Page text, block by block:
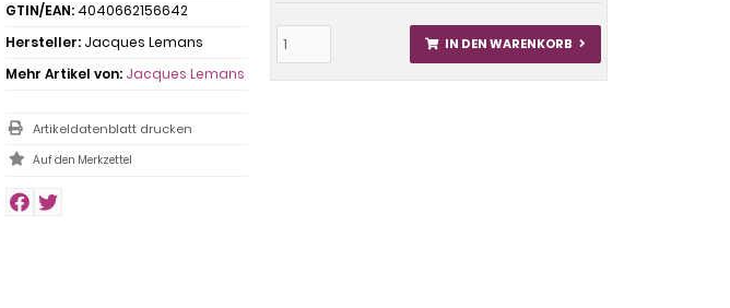
IN DEN WARENKORB
GTIN/EAN: 4040662156642
Hersteller: Jacques Lemans
Mehr Artikel von: Jacques Lemans
Artikeldatenblatt drucken